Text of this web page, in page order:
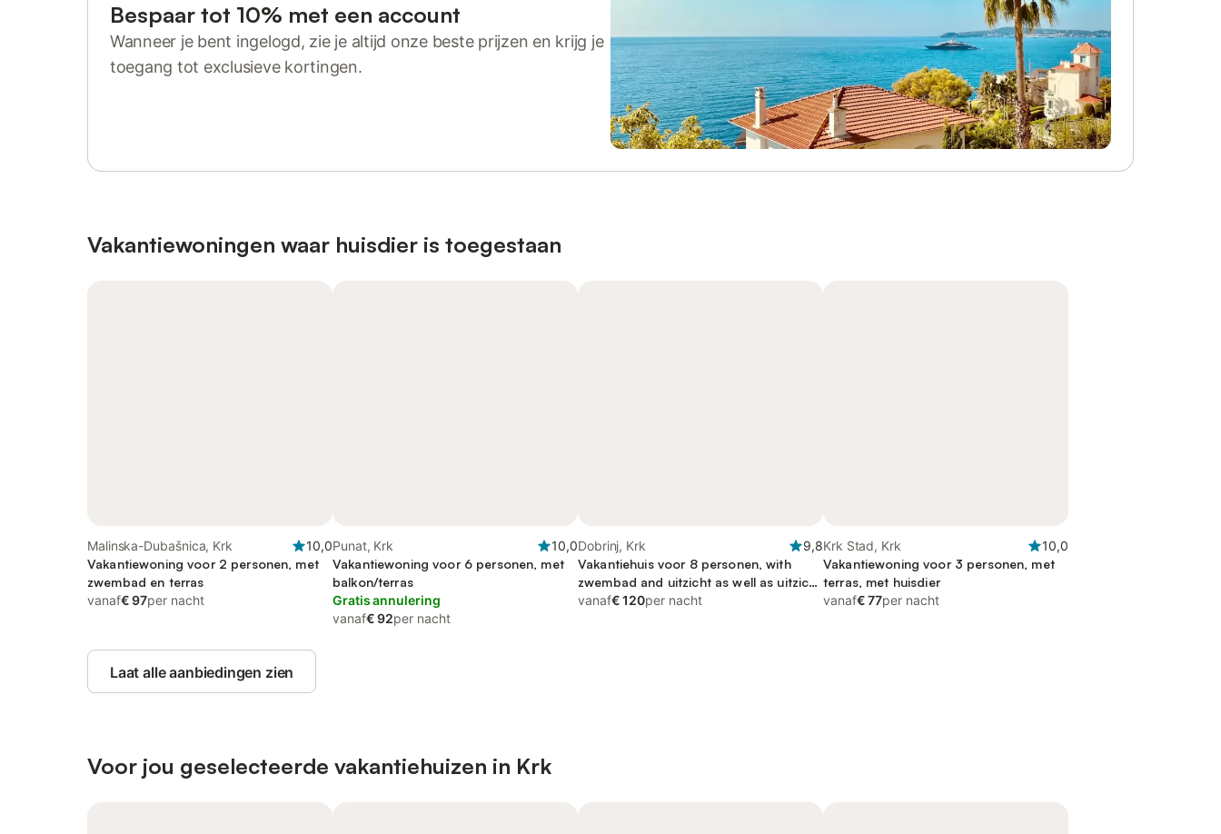
Bespaar tot 10% met een account
Wanneer je bent ingelogd, zie je altijd onze beste prijzen en krijg je
toegang tot exclusieve kortingen.
Vakantiewoningen waar huisdier is toegestaan
Malinska-Dubašnica, Krk
10,0
Vakantiewoning voor 2 personen, met
zwembad en terras
vanaf€ 97per nacht
Punat, Krk
10,0
Vakantiewoning voor 6 personen, met
balkon/terras
Gratis annulering
vanaf€ 92per nacht
Dobrinj, Krk
9,8
Vakantiehuis voor 8 personen, with
zwembad and uitzicht as well as uitzicht
op zee and tuin, met huisdier
vanaf€ 120per nacht
Krk Stad, Krk
10,0
Vakantiewoning voor 3 personen, met
terras, met huisdier
vanaf€ 77per nacht
Laat alle aanbiedingen zien
Voor jou geselecteerde vakantiehuizen in Krk